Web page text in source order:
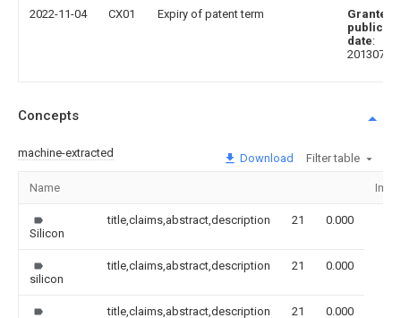
2022-11-04 CX01 Expiry of patent term
Granted
date:
20130703
Concepts
machine-extracted Download Filter table
Name
Silicon
title,claims,abstract,description 21 0.000
silicon
title,claims,abstract,description 21 0.000
title,claims,abstract,description 21 0.000